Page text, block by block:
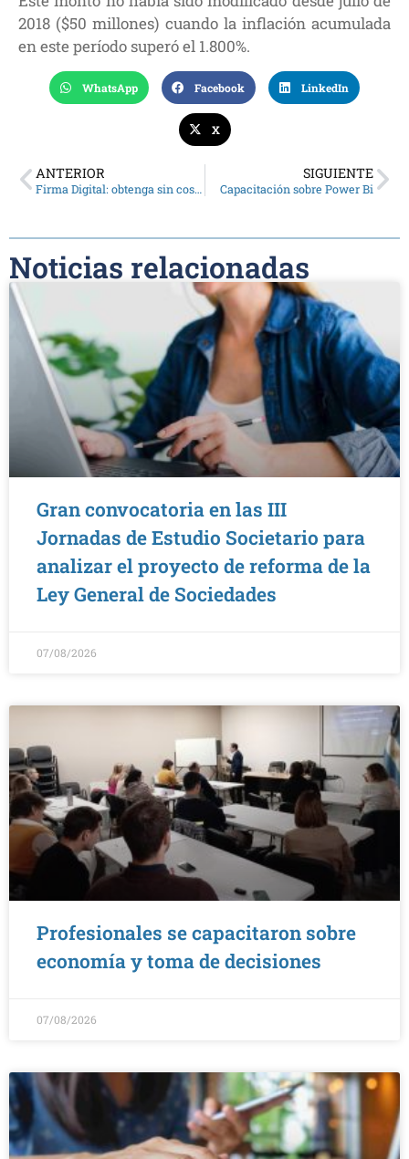
2018 ($50 millones) cuando la inflación acumulada
en este período superó el 1.800%.
WhatsApp Facebook LinkedIn
X
ANTERIOR
Firma Digital: obtenga sin costo su certificado
SIGUIENTE
Capacitación sobre Power Bi
Noticias relacionadas
Gran convocatoria en las III
Jornadas de Estudio Societario para
analizar el proyecto de reforma de la
Ley General de Sociedades
07/08/2026
Profesionales se capacitaron sobre
economía y toma de decisiones
07/08/2026